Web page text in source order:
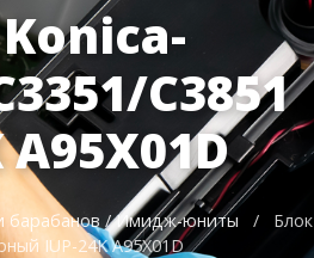
C3851
барабанов / Имидж-юниты /
Блок
IUP-24K A95X01D